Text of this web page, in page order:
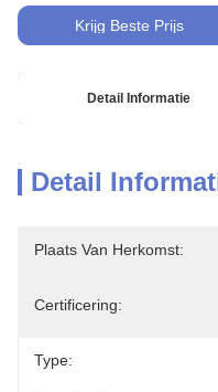
Krijg Beste Prijs
Detail Informatie
Detail
Plaats Van Herkomst:
Certificering:
Type: